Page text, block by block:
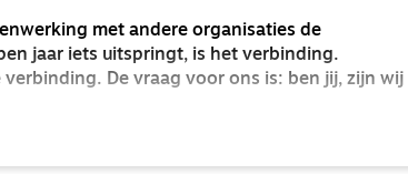
met andere organisaties de
jaar iets uitspringt, is het verbinding.
De vraag voor ons is: ben jij, zijn wij